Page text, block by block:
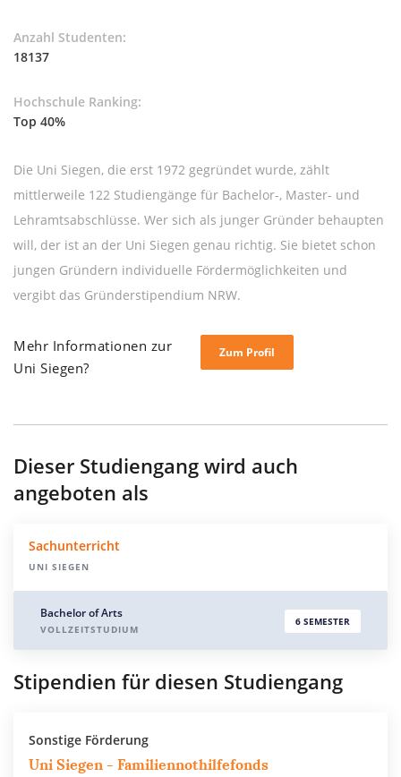
Anzahl Studenten:
18137
Hochschule Ranking:
Top 40%
Die Uni Siegen, die erst 1972 gegründet wurde, zählt
mittlerweile 122 Studiengänge für Bachelor-, Master- und
Lehramtsabschlüsse. Wer sich als junger Gründer behaupten
will, der ist an der Uni Siegen genau richtig. Sie bietet schon
jungen Gründern individuelle Fördermöglichkeiten und
vergibt das Gründerstipendium NRW.
Mehr Informationen zur
Uni Siegen?
Zum Profil
Dieser Studiengang wird auch
angeboten als
Sachunterricht
UNI SIEGEN
Bachelor of Arts
VOLLZEITSTUDIUM
6 SEMESTER
Stipendien für diesen Studiengang
Sonstige Förderung
Uni Siegen - Familiennothilfefonds